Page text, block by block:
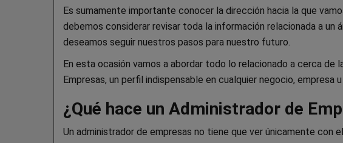
Es sumamente importante conocer la dirección hacia la que
debemos considerar revisar toda la información relacionada a un
deseamos seguir nuestros pasos para nuestro futuro.
En esta ocasión vamos a abordar todo lo relacionado a cerca de
Empresas, un perfil indispensable en cualquier negocio, empresa
¿Qué hace un Administrador de
Un administrador de empresas no tiene que ver únicamente con